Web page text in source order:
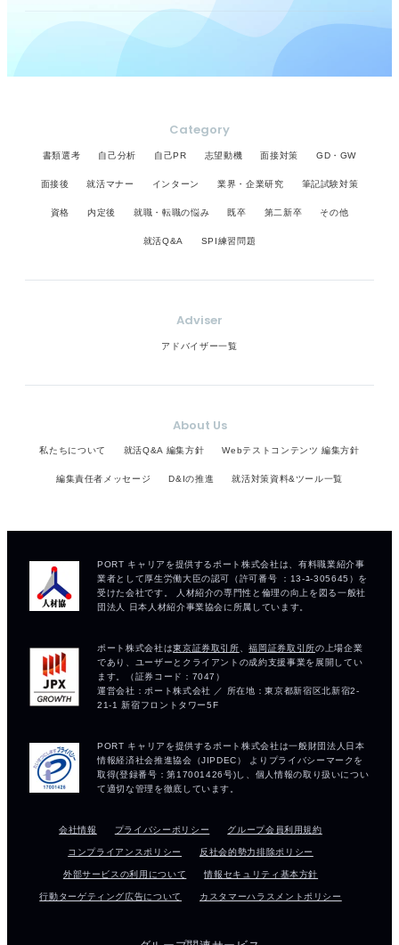
Category
書類選考 自己分析 自己PR 志望動機 面接対策 GD・GW
面接後 就活マナー インターン 業界・企業研究 筆記試験対策
資格 内定後 就職・転職の悩み 既卒 第二新卒 その他
就活Q&A SPI練習問題
Adviser
アドバイザー一覧
About Us
私たちについて 就活Q&A 編集方針 Webテストコンテンツ 編集方針
編集責任者メッセージ D&Iの推進 就活対策資料&ツール一覧
会社情報 プライバシーポリシー グループ会員利用規約
コンプライアンスポリシー 反社会的勢力排除ポリシー
外部サービスの利用について 情報セキュリティ基本方針
行動ターゲティング広告について カスタマーハラスメントポリシー